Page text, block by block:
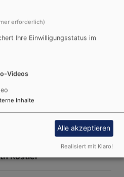
Köstler, bieten wir im
Wechsel Petrus/St.
Frühstück an, jeweils von
Köstler
erforderlich)
Ihre Einwilligungsstatus im
Videos
Inhalte
Alle akzeptieren
Realisiert mit Klaro!